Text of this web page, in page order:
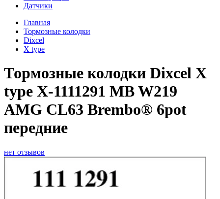
Датчики
Главная
Тормозные колодки
Dixcel
X type
Тормозные колодки Dixcel X
type X-1111291 MB W219
AMG CL63 Brembo® 6pot
передние
нет отзывов